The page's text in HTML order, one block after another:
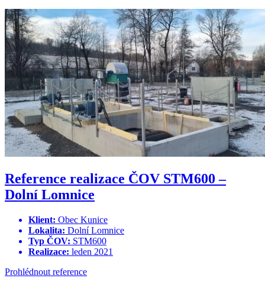
Reference realizace ČOV STM600 –
Dolní Lomnice
Klient: Obec Kunice
Lokalita: Dolní Lomnice
Typ ČOV: STM600
Realizace: leden 2021
Prohlédnout reference